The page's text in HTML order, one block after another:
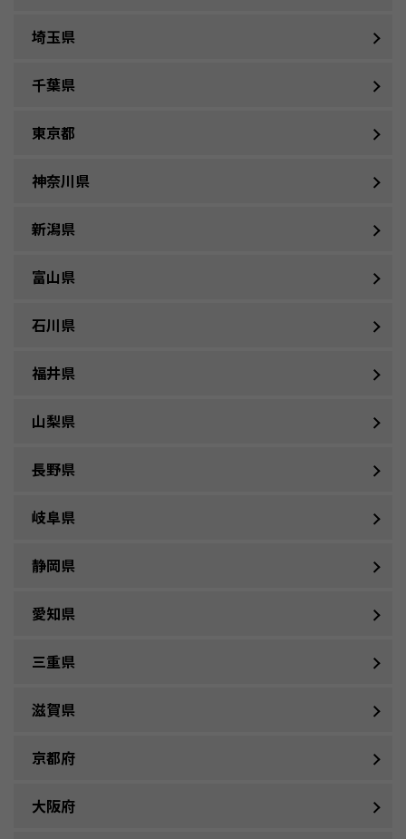
埼玉県
千葉県
東京都
神奈川県
新潟県
富山県
石川県
福井県
山梨県
長野県
岐阜県
静岡県
愛知県
三重県
滋賀県
京都府
大阪府